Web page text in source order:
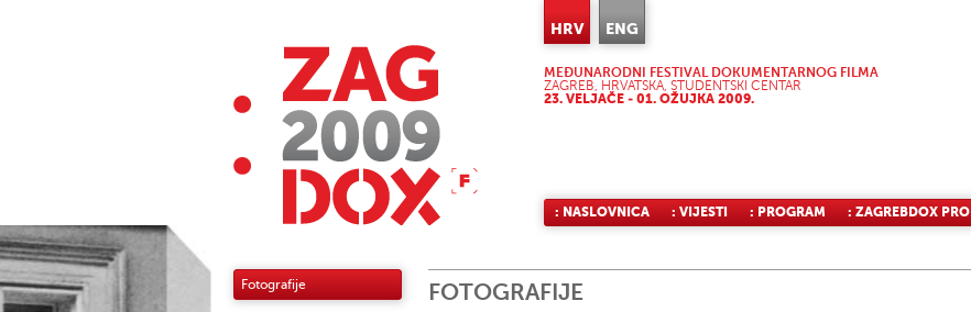
HRV ENG
MEĐUNARODNI FESTIVAL DOKUMENTARNOG FILMA
ZAGREB, HRVATSKA, STUDENTSKI CENTAR
23. VELJAČE - 01. OŽUJKA 2009.
: NASLOVNICA : VIJESTI : PROGRAM : ZAGREBDOX PRO
Fotografije FOTOGRAFIJE